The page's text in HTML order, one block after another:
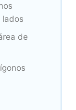
lados
de